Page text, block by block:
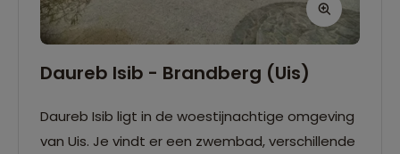
Daureb Isib - Brandberg (Uis)
Daureb Isib ligt in de woestijnachtige omgeving
van Uis. Je vindt er een zwembad, verschillende